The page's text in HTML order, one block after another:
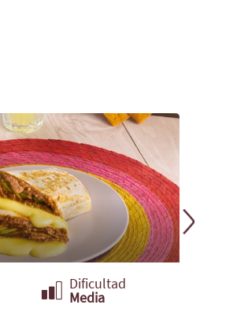
Dificultad
Media